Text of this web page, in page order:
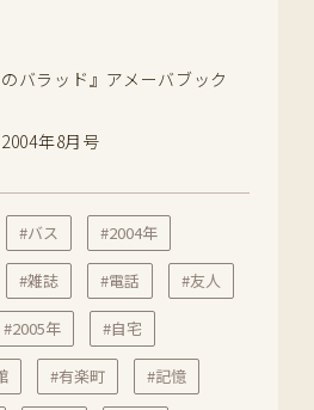
バラッド』アメーバブック
年8月号
#バス #2004年
#雑誌 #電話 #友人
#2005年 #自宅
#有楽町 #記憶